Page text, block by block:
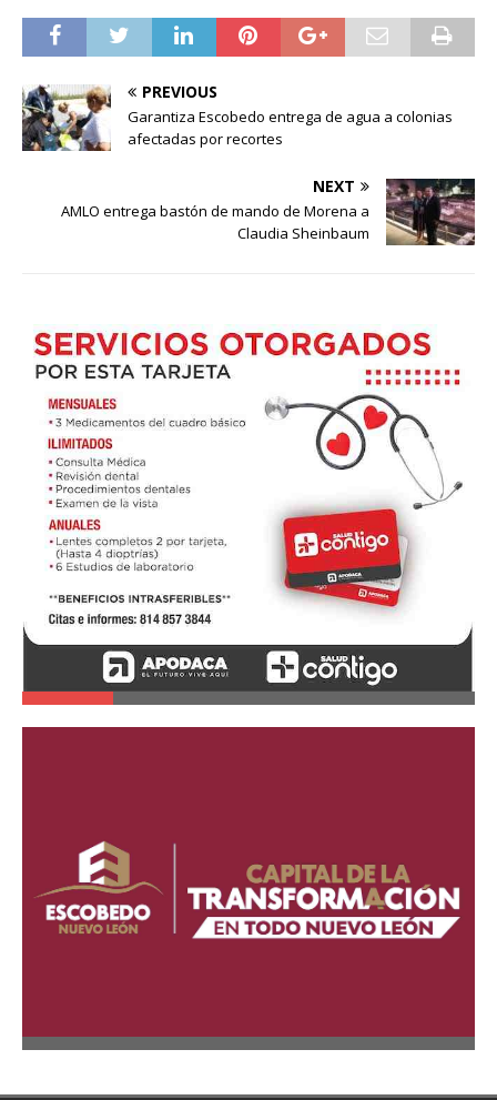
PREVIOUS
Garantiza Escobedo entrega de agua a colonias
afectadas por recortes
NEXT
AMLO entrega bastón de mando de Morena a
Claudia Sheinbaum